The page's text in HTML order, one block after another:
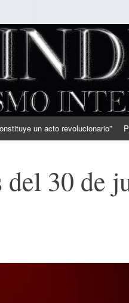
un acto revolucionario”
del 30 de